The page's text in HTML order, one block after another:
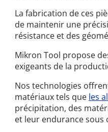
La fabrication de ces
de maintenir une
résistance et des
Mikron Tool propose
exigeants de la
Nos technologies
matériaux tels que les
précipitation, des
et leur endurance sous